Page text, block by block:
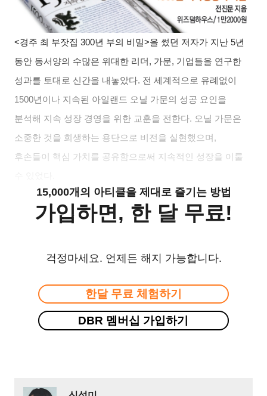
<경주 최 부잣집 300년 부의 비밀>을 썼던 저자가 지난 5년
동안 동서양의 수많은 위대한 리더, 가문, 기업들을 연구한
성과를 토대로 신간을 내놓았다. 전 세계적으로 유례없이
1500년이나 지속된 아일랜드 오닐 가문의 성공 요인을
분석해 지속 성장 경영을 위한 교훈을 전한다. 오닐 가문은
소중한 것을 희생하는 용단으로 비전을 실현했으며,
후손들이 핵심 가치를 공유함으로써 지속적인 성장을 이룰
15,000개의 아티클을 제대로 즐기는 방법
가입하면, 한 달 무료!
걱정마세요. 언제든 해지 가능합니다.
한달 무료 체험하기
DBR 멤버십 가입하기